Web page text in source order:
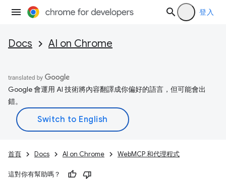
登入
Docs AI on Chrome
Google 會運用 AI 技術將內容翻譯成你偏好的語言，但可能會出
錯。
首頁 Docs AI on Chrome WebMCP 和代理程式
這對你有幫助嗎？